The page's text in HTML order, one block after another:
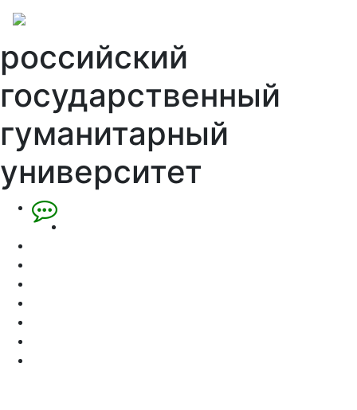
российский
государственный
гуманитарный
университет